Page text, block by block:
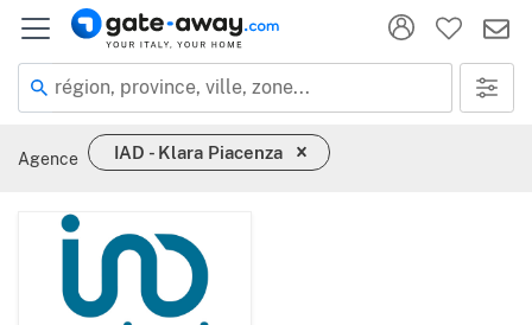
région, province, ville, zone...
Agence IAD - Klara Piacenza